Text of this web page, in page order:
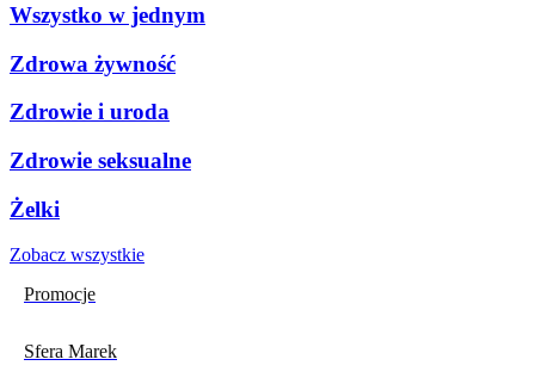
Wszystko w jednym
Zdrowa żywność
Zdrowie i uroda
Zdrowie seksualne
Żelki
Zobacz wszystkie
Promocje
Sfera Marek